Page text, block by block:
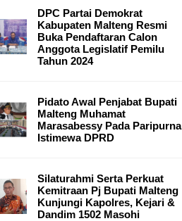
DPC Partai Demokrat
Kabupaten Malteng Resmi
Buka Pendaftaran Calon
Anggota Legislatif Pemilu
Tahun 2024
Pidato Awal Penjabat Bupati
Malteng Muhamat
Marasabessy Pada Paripurna
Istimewa DPRD
Silaturahmi Serta Perkuat
Kemitraan Pj Bupati Malteng
Kunjungi Kapolres, Kejari &
Dandim 1502 Masohi